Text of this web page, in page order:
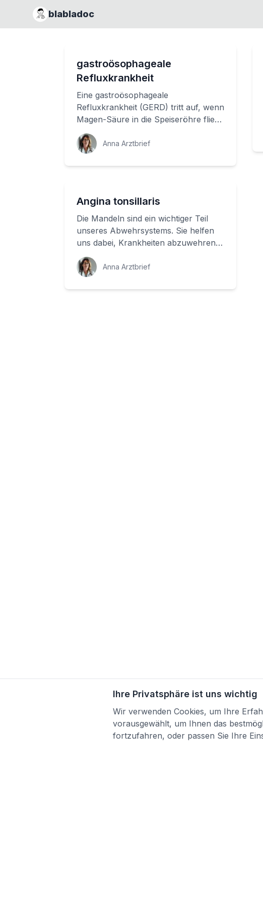
blabladoc
gastroösophageale
Refluxkrankheit
Eine gastroösophageale
Refluxkrankheit (GERD) tritt auf, wenn
Magen-Säure in die Speiseröhre fließt
und dort bestimmte Krankheiten
begünstigt. Wir erk...
Anna Arztbrief
Angina tonsillaris
Die Mandeln sind ein wichtiger Teil
unseres Abwehrsystems. Sie helfen
uns dabei, Krankheiten abzuwehren,
indem sie toxische Stoffe wie
Bakterien und V...
Anna Arztbrief
Ihre Privatsphäre ist uns wichtig
Wir verwenden Cookies, um Ihre
vorausgewählt, um Ihnen das
fortzufahren, oder passen Sie Ihre